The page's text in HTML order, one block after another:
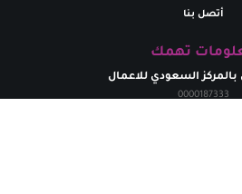
أتصل بنا
تهمك
بالمركز السعودي للاعمال
0000187333